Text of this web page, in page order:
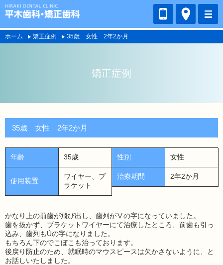
ホーム 矯正症例 35歳 女性 2年2か月
矯正症例
35歳 女性 2年2か月
年齢 35歳 性別 女性
使用装置
ワイヤー、ブ
ラケット
治療期間 2年2か月
かなり上の前歯が飛び出し、歯列がⅤの字になっていました。
歯を抜かず、ブラケットワイヤーにて治療したところ、前歯も引っ
込み、歯列もÙの字になりました。
もちろん下のでこぼこも治っております。
後戻り防止のため、就眠時のマウスピースは欠かさないように、と
お話しいたしました。